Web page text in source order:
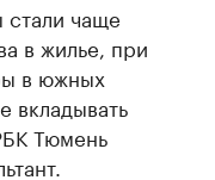
чаще
в жилье, при
в южных
вкладывать
Тюмень